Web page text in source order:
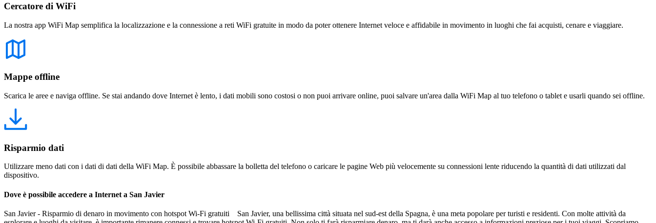
Cercatore di WiFi
La nostra app WiFi Map semplifica la localizzazione e la connessione a reti WiFi gratuite in modo da poter ottenere Internet veloce e affidabile in movimento in luoghi che fai acquisti, cenare e viaggiare.
Mappe offline
Scarica le aree e naviga offline. Se stai andando dove Internet è lento, i dati mobili sono costosi o non puoi arrivare online, puoi salvare un'area dalla WiFi Map al tuo telefono o tablet e usarli quando sei offline.
Risparmio dati
Utilizzare meno dati con i dati di dati della WiFi Map. È possibile abbassare la bolletta del telefono o caricare le pagine Web più velocemente su connessioni lente riducendo la quantità di dati utilizzati dal
dispositivo.
Dove è possibile accedere a Internet a San Javier
San Javier - Risparmio di denaro in movimento con hotspot Wi-Fi gratuiti San Javier, una bellissima città situata nel sud-est della Spagna, è una meta popolare per turisti e residenti. Con molte attività da